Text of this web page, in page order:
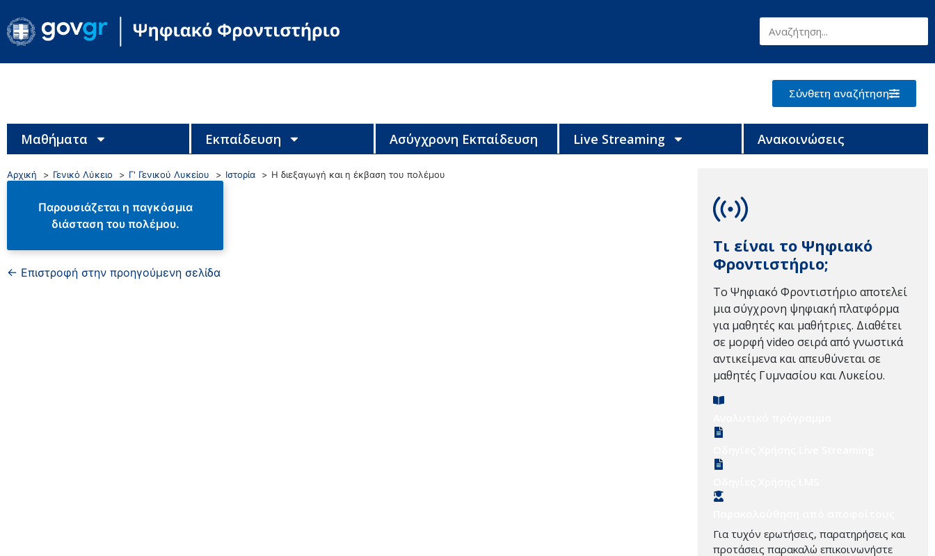
Σύνθετη αναζήτηση
Μαθήματα Εκπαίδευση Ασύγχρονη Εκπαίδευση Live Streaming Ανακοινώσεις
Αρχική Γενικό Λύκειο Γ' Γενικού Λυκείου Ιστορία Η διεξαγωγή και η έκβαση του πολέμου
Παρουσιάζεται η παγκόσμια
διάσταση του πολέμου.
← Επιστροφή στην προηγούμενη σελίδα
Τι είναι το Ψηφιακό
Φροντιστήριο;
Το Ψηφιακό Φροντιστήριο αποτελεί
μια σύγχρονη ψηφιακή πλατφόρμα
για μαθητές και μαθήτριες. Διαθέτει
σε μορφή video σειρά από γνωστικά
αντικείμενα και απευθύνεται σε
μαθητές Γυμνασίου και Λυκείου.
Για τυχόν ερωτήσεις, παρατηρήσεις και
προτάσεις παρακαλώ επικοινωνήστε